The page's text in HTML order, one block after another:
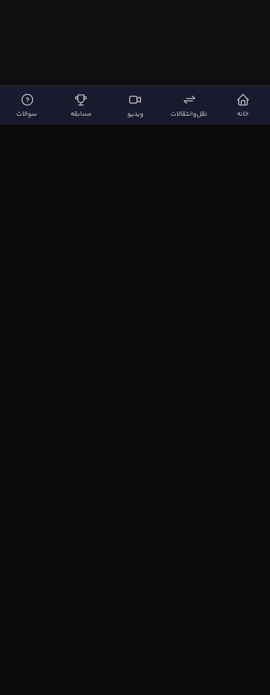
خانه نقل‌وانتقالات ویدیو مسابقه سوالات